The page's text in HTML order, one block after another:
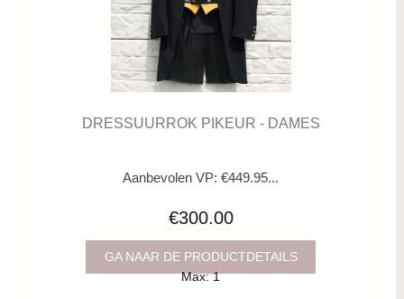
DRESSUURROK PIKEUR - DAMES
Aanbevolen VP: €449.95...
€300.00
GA NAAR DE PRODUCTDETAILS
Max: 1